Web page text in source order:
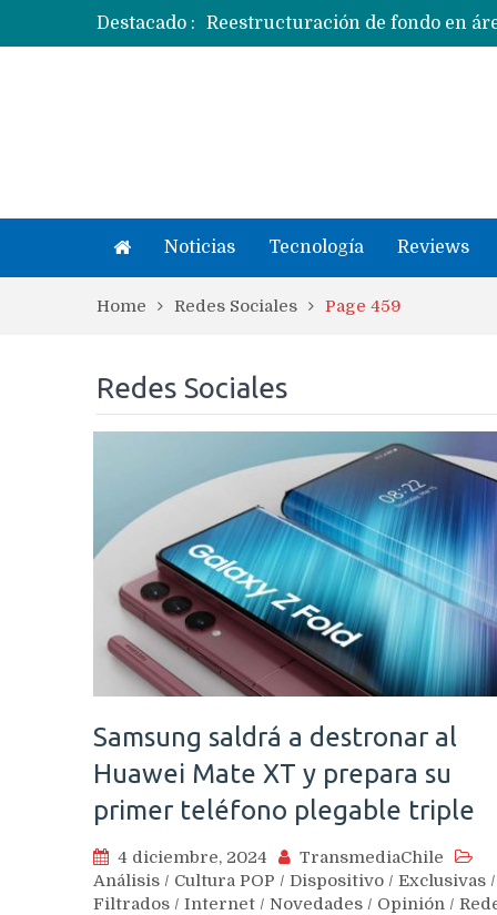
Destacado :
Noticias Tecnología Reviews
Home Redes Sociales Page 459
Redes Sociales
Samsung saldrá a destronar al
Huawei Mate XT y prepara su
primer teléfono plegable triple
4 diciembre, 2024
TransmediaChile
Análisis / Cultura POP / Dispositivo / Exclusivas /
Filtrados / Internet / Novedades / Opinión /